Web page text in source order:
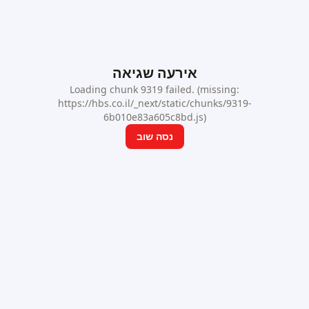
אירעה שגיאה
Loading chunk 9319 failed. (missing:
https://hbs.co.il/_next/static/chunks/9319-
6b010e83a605c8bd.js)